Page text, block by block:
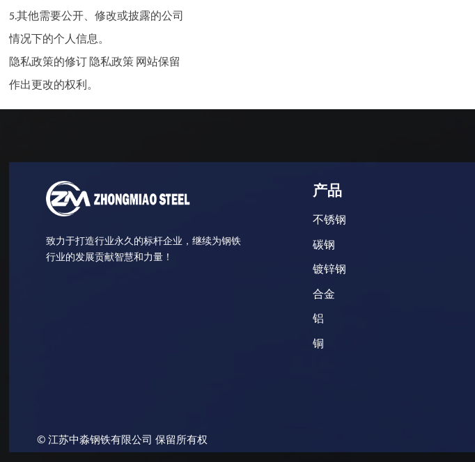
5.其他需要公开、修改或披露的公司
情况下的个人信息。
隐私政策的修订 隐私政策 网站保留
作出更改的权利。
致力于打造行业永久的标杆企业，继续为钢铁
行业的发展贡献智慧和力量！
产品
不锈钢
碳钢
镀锌钢
合金
铝
铜
© 江苏中淼钢铁有限公司 保留所有权